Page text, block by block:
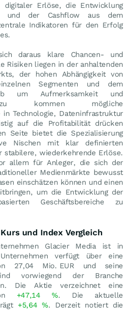
digitaler Erlöse, die Entwicklung
und der Cashflow aus dem
Indikatoren für den Erfolg
daraus klare Chancen- und
Risiken liegen in der anhaltenden
der hohen Abhängigkeit von
Segmenten und dem
um Aufmerksamkeit und
kommen mögliche
Technologie, Dateninfrastruktur
auf die Profitabilität drücken
Seite bietet die Spezialisierung
Nischen mit klar definierten
stabilere, wiederkehrende Erlöse.
allem für Anleger, die sich der
Medienmärkte bewusst
einschätzen können und einen
um die Entwicklung der
Geschäftsbereiche zu
und Index Vergleich
Glacier Media ist in
verfügt über eine
27,04 Mio. EUR und seine
vorwiegend der Branche
Die Aktie verzeichnet eine
+47,14%. Die aktuelle
+5,64%. Derzeit notiert die